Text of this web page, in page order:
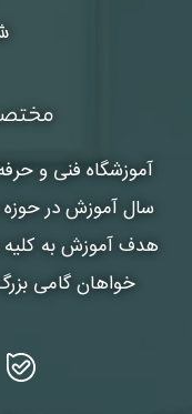
آموزشگاه فنی و
سال آموزش در حوزه
هدف آموزش به کلیه
خواهان گامی